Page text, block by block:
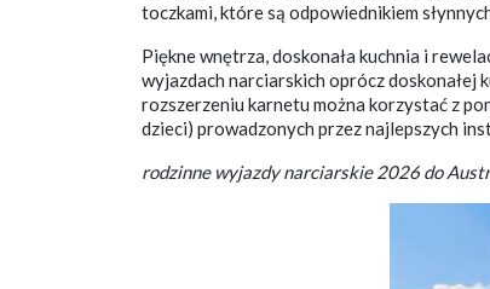
toczkami, które są odpowiednikiem
Piękne wnętrza, doskonała kuchnia i
wyjazdach narciarskich oprócz doskonałej
rozszerzeniu karnetu można korzystać z
dzieci) prowadzonych przez najlepszych
rodzinne wyjazdy narciarskie 2026 do